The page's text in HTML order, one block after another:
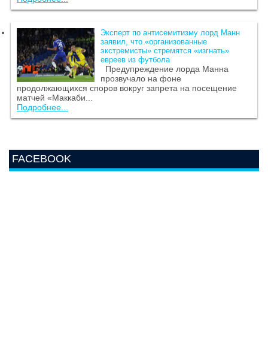
Эксперт по антисемитизму лорд Манн
заявил, что «организованные
экстремисты» стремятся «изгнать»
евреев из футбола
Предупреждение лорда Манна
прозвучало на фоне
продолжающихся споров вокруг запрета на посещение
матчей «Маккаби...
Подробнее...
FACEBOOK